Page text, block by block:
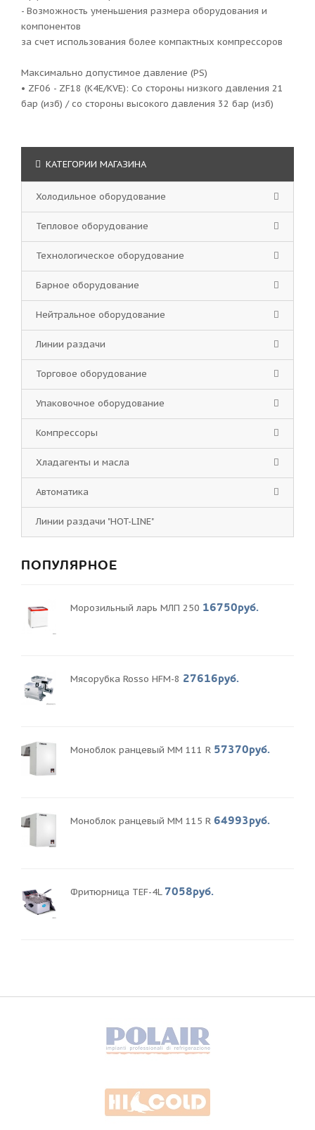
- Возможность уменьшения размера оборудования и
компонентов
за счет использования более компактных компрессоров
Максимально допустимое давление (PS)
• ZF06 - ZF18 (K4E/KVE): Со стороны низкого давления 21
бар (изб) / со стороны высокого давления 32 бар (изб)
КАТЕГОРИИ МАГАЗИНА
Холодильное оборудование
Тепловое оборудование
Технологическое оборудование
Барное оборудование
Нейтральное оборудование
Линии раздачи
Торговое оборудование
Упаковочное оборудование
Компрессоры
Хладагенты и масла
Автоматика
Линии раздачи "HOT-LINE"
ПОПУЛЯРНОЕ
Морозильный ларь МЛП 250 16750руб.
Мясорубка Rosso HFM-8 27616руб.
Моноблок ранцевый MM 111 R 57370руб.
Моноблок ранцевый MM 115 R 64993руб.
Фритюрница TEF-4L 7058руб.